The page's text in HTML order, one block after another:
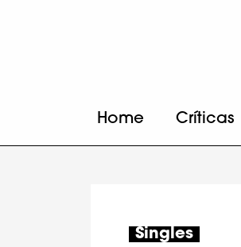
Home Críticas
Singles